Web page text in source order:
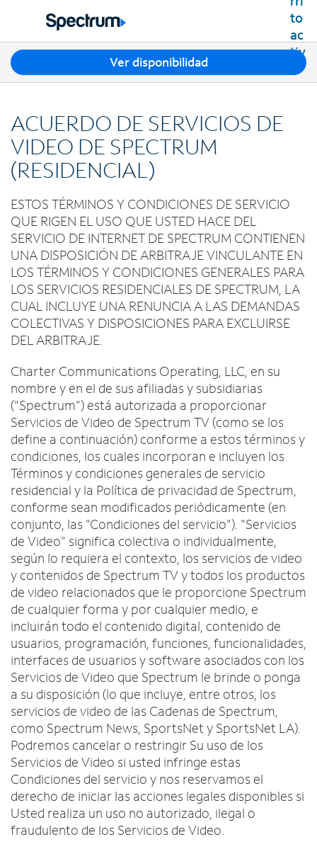
Residencial
Paquetes
Ver paquetes
Ofertas en tu área
Spectrum Internet
Planes de Internet
Spectrum WiFi
Internet Gig
TV
TV por cable de Spectrum
Planes de TV
Streaming de Spectrum
Xumo Stream Box
Spectrum TV App
Deportes en vivo y películas premium
Planes Latino TV
Lista de canales
Móvil
Spectrum Mobile
Planes de datos móviles
Teléfonos móviles
Tabletas
Smartwatches
Trae tu dispositivo
Intercambiar dispositivo
Teléfono Residencial
Spectrum Voice
Contáctanos
INTERNET, TV Y TELÉFONO RESIDENCIAL
Contacta a Spectrum
Ayuda de Spectrum
MÓVIL
Ayuda para Mobile
Encuentra una tienda
Mi cuenta
English
Ver disponibilidad
r
e
s
u
g
e
n
c
i
a
s
e
n
c
t
r
d
a
s
e
n
l
a
l
i
s
t
a
ACUERDO DE SERVICIOS DE
VIDEO DE SPECTRUM
(RESIDENCIAL)
ESTOS TÉRMINOS Y CONDICIONES DE SERVICIO
QUE RIGEN EL USO QUE USTED HACE DEL
SERVICIO DE INTERNET DE SPECTRUM CONTIENEN
UNA DISPOSICIÓN DE ARBITRAJE VINCULANTE EN
LOS TÉRMINOS Y CONDICIONES GENERALES PARA
LOS SERVICIOS RESIDENCIALES DE SPECTRUM, LA
CUAL INCLUYE UNA RENUNCIA A LAS DEMANDAS
COLECTIVAS Y DISPOSICIONES PARA EXCLUIRSE
DEL ARBITRAJE.
Charter Communications Operating, LLC, en su
nombre y en el de sus afiliadas y subsidiarias
("Spectrum") está autorizada a proporcionar
Servicios de Video de Spectrum TV (como se los
define a continuación) conforme a estos términos y
condiciones, los cuales incorporan e incluyen los
Términos y condiciones generales de servicio
residencial y la Política de privacidad de Spectrum,
conforme sean modificados periódicamente (en
conjunto, las "Condiciones del servicio"). "Servicios
de Video" significa colectiva o individualmente,
según lo requiera el contexto, los servicios de video
y contenidos de Spectrum TV y todos los productos
de video relacionados que le proporcione Spectrum
de cualquier forma y por cualquier medio, e
incluirán todo el contenido digital, contenido de
usuarios, programación, funciones, funcionalidades,
interfaces de usuarios y software asociados con los
Servicios de Video que Spectrum le brinde o ponga
a su disposición (lo que incluye, entre otros, los
servicios de video de las Cadenas de Spectrum,
como Spectrum News, SportsNet y SportsNet LA).
Podremos cancelar o restringir Su uso de los
Servicios de Video si usted infringe estas
Condiciones del servicio y nos reservamos el
derecho de iniciar las acciones legales disponibles si
Usted realiza un uso no autorizado, ilegal o
fraudulento de los Servicios de Video.